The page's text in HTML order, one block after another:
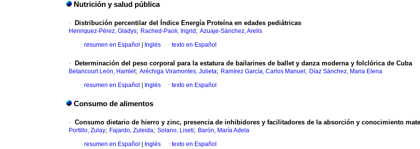
Nutrición y salud pública
· Distribución percentilar del Índice Energía Proteína en edades pediátricas
Henriquez-Pérez, Gladys; Rached-Paoli, Ingrid ; Azuaje-Sánchez, Arelis
· resumen en Español Inglés · texto en Español
· Determinación del peso corporal para la estatura de bailarines de ballet y danza moderna y folclórica de Cuba
Betancourt León, Hamlet; Aréchiga Viramontes, Julieta; Ramírez García, Carlos Manuel ; Díaz Sánchez, Maria Elena
· resumen en Español Inglés · texto en Español
Consumo de alimentos
· Consumo dietario de hierro y zinc, presencia de inhibidores y facilitadores de la absorción y conocimiento
Portillo, Zulay; Fajardo, Zuleida; Solano, Liseti; Barón, María Adela
· resumen en Español Inglés · texto en Español